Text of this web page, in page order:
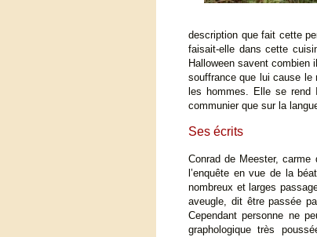
description que fait cette
faisait-elle dans cette
Halloween savent
souffrance que lui cause le
les hommes. Elle se
communier que sur la
Ses écrits
Conrad de Meester,
l’enquête en vue de la
nombreux et larges
aveugle, dit être passée
Cependant personne ne
graphologique très